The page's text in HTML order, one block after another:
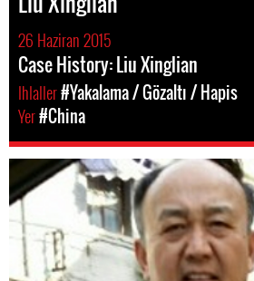
26 Haziran 2015
Case History: Liu Xinglian
Ihlaller#Yakalama / Gözaltı / Hapis
Yer#China